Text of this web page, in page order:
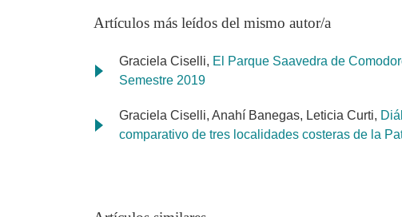
Artículos más leídos del mismo autor/a
Graciela Ciselli, El Parque Saavedra de
Semestre 2019
Graciela Ciselli, Anahí Banegas, Leticia Curti,
comparativo de tres localidades costeras de la